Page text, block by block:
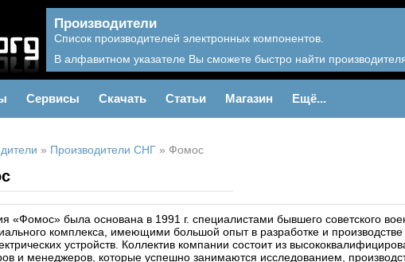
Производители
Список производителей электронных компонентов.
В алфавитном указателе Вы сможете быстро найти
Сервисы Скачать Статьи Магазин Ещё...
» Производители СНГ » Фомос
«Фомос» была основана в 1991 г. специалистами бывшего советского
комплекса, имеющими большой опыт в разработке и производстве
устройств. Коллектив компании состоит из
и менеджеров, которые успешно занимаются исследованием,